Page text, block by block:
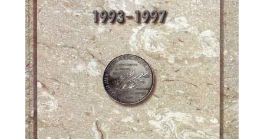
Русское искусство второй половины
Русское народное искусство XVII-XXI
Будущие выставки
Выездные выставки
Садко
Михаил Нестеров
Архив выставок
Степан Эрьзя – скульптор мира. К